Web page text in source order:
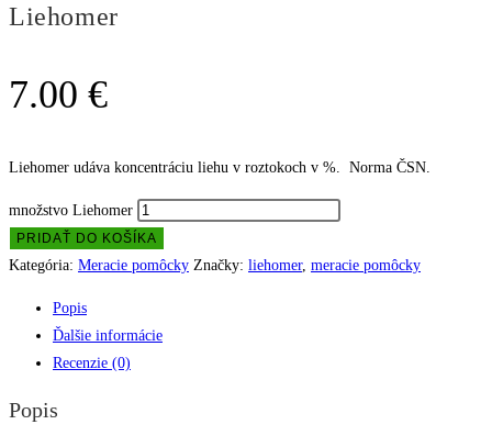
Liehomer
7.00 €
Liehomer udáva koncentráciu liehu v roztokoch v %. Norma ČSN.
množstvo Liehomer
PRIDAŤ DO KOŠÍKA
Kategória: Meracie pomôcky Značky: liehomer, meracie pomôcky
Popis
Ďalšie informácie
Recenzie (0)
Popis